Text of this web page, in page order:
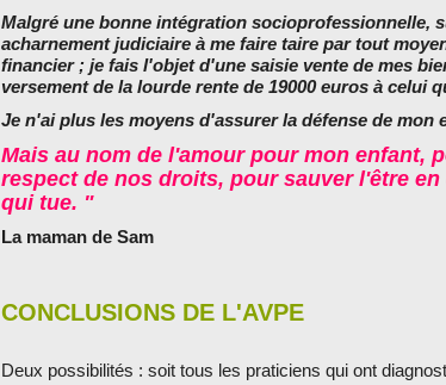
Malgré une bonne intégration socioprofessionnelle,
acharnement judiciaire à me faire taire par tout
financier ; je fais l'objet d'une saisie vente de mes
versement de la lourde rente de 19000 euros à celui
Je n'ai plus les moyens d'assurer la défense de mon
Mais au nom de l'amour pour mon enfant,
respect de nos droits, pour sauver l'être
qui tue. "
La maman de Sam
CONCLUSIONS DE L'AVPE
Deux possibilités : soit tous les praticiens qui ont